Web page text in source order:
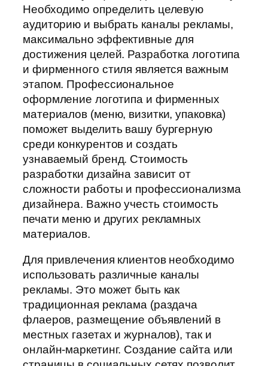
Необходимо определить целевую
аудиторию и выбрать каналы рекламы,
максимально эффективные для
достижения целей. Разработка логотипа
и фирменного стиля является важным
этапом. Профессиональное
оформление логотипа и фирменных
материалов (меню, визитки, упаковка)
поможет выделить вашу бургерную
среди конкурентов и создать
узнаваемый бренд. Стоимость
разработки дизайна зависит от
сложности работы и профессионализма
дизайнера. Важно учесть стоимость
печати меню и других рекламных
материалов.
Для привлечения клиентов необходимо
использовать различные каналы
рекламы. Это может быть как
традиционная реклама (раздача
флаеров, размещение объявлений в
местных газетах и журналов), так и
онлайн-маркетинг. Создание сайта или